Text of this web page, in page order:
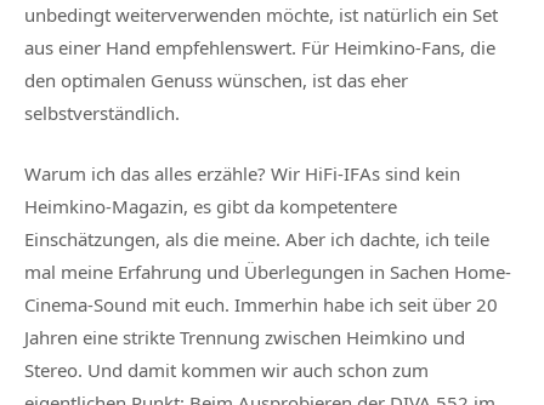
unbedingt weiterverwenden möchte, ist natürlich ein Set
aus einer Hand empfehlenswert. Für Heimkino-Fans, die
den optimalen Genuss wünschen, ist das eher
selbstverständlich.
Warum ich das alles erzähle? Wir HiFi-IFAs sind kein
Heimkino-Magazin, es gibt da kompetentere
Einschätzungen, als die meine. Aber ich dachte, ich teile
mal meine Erfahrung und Überlegungen in Sachen Home-
Cinema-Sound mit euch. Immerhin habe ich seit über 20
Jahren eine strikte Trennung zwischen Heimkino und
Stereo. Und damit kommen wir auch schon zum